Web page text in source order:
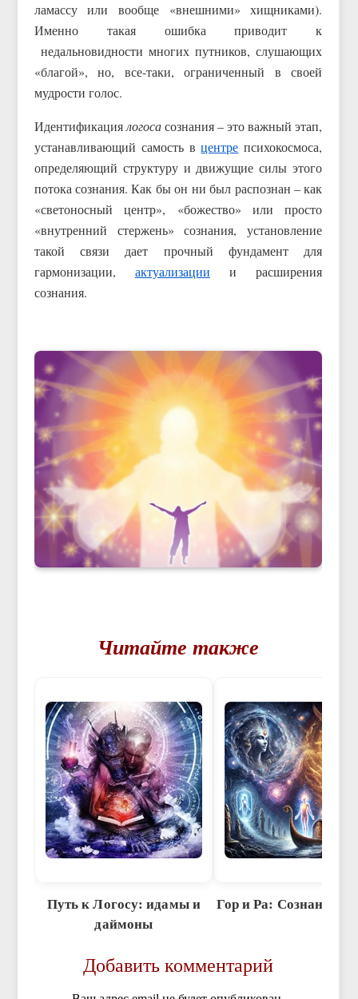
ламассу или вообще «внешними» хищниками).
Именно такая ошибка приводит к
недальновидности многих путников, слушающих
«благой», но, все-таки, ограниченный в своей
мудрости голос.
Идентификациялогосасознания – это важный этап,
устанавливающий самость вцентре психокосмоса,
определяющий структуру и движущие силы этого
потока сознания. Как бы он ни был распознан – как
«светоносный центр», «божество» или просто
«внутренний стержень» сознания, установление
такой связи дает прочный фундамент для
гармонизации, актуализации и расширения
сознания.
Читайте также
Путь к Логосу: идамы и
даймоны
Гор и Ра: Сознание и
Добавить комментарий